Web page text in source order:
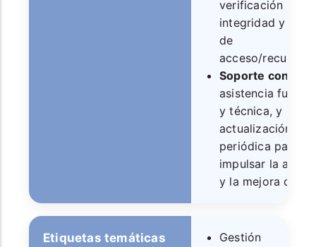
verificación de
integridad y
de
acceso/
Soporte
asistencia
y técnica, y
actualización
periódica para
impulsar la
y la mejora
Etiquetas temáticas
Gestión